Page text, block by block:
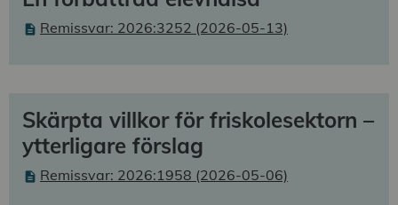
Remissvar: 2026:3252 (2026-05-13)
Skärpta villkor för friskolesektorn –
ytterligare förslag
Remissvar: 2026:1958 (2026-05-06)